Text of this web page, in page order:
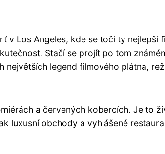
v Los Angeles, kde se točí ty nejlepší
Stačí se projít po tom
největších legend filmového plátna,
a červených kobercích. Je to
luxusní obchody a vyhlášené